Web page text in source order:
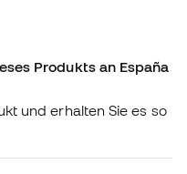
Produkts an España
und erhalten Sie es so